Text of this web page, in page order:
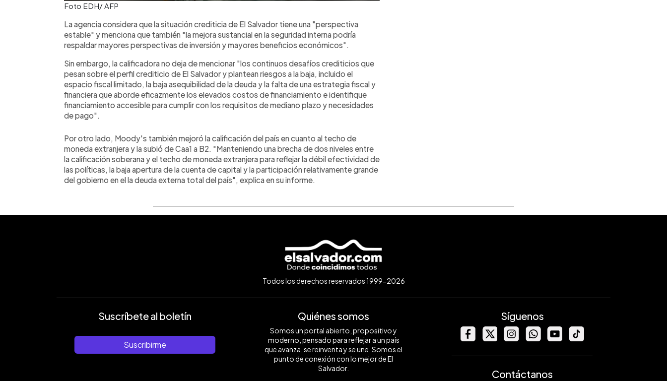
Foto EDH/ AFP
La agencia considera que la situación crediticia de El Salvador tiene una "perspectiva
estable" y menciona que también "la mejora sustancial en la seguridad interna podría
respaldar mayores perspectivas de inversión y mayores beneficios económicos".
Sin embargo, la calificadora no deja de mencionar "los continuos desafíos crediticios que
pesan sobre el perfil crediticio de El Salvador y plantean riesgos a la baja, incluido el
espacio fiscal limitado, la baja asequibilidad de la deuda y la falta de una estrategia fiscal y
financiera que aborde eficazmente los elevados costos de financiamiento e identifique
financiamiento accesible para cumplir con los requisitos de mediano plazo y necesidades
de pago".
Por otro lado, Moody's también mejoró la calificación del país en cuanto al techo de
moneda extranjera y la subió de Caa1 a B2. "Manteniendo una brecha de dos niveles entre
la calificación soberana y el techo de moneda extranjera para reflejar la débil efectividad de
las políticas, la baja apertura de la cuenta de capital y la participación relativamente grande
del gobierno en el la deuda externa total del país", explica en su informe.
Todos los derechos reservados 1999-2026
Suscríbete al boletín
Suscribirme
Quiénes somos
Somos un portal abierto, propositivo y
moderno, pensado para reflejar a un país
que avanza, se reinventa y se une. Somos el
punto de conexión con lo mejor de El
Salvador.
Síguenos
Contáctanos